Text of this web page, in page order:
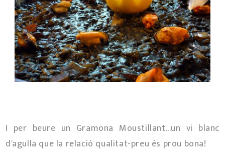
I per beure un Gramona Moustillant...un vi blanc
d'agulla que la relació qualitat-preu és prou bona!